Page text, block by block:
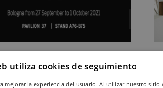
Grupo apuesta
que revelan
utiliza cookies de seguimiento
mejorar la experiencia del usuario. Al utilizar nuestro sitio